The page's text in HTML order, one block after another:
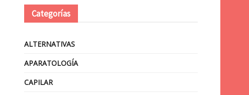
Categorías
ALTERNATIVAS
APARATOLOGÍA
CAPILAR